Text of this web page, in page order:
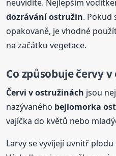
neuvidíte. Nejlepším
dozrávání ostružin. Pokud
opakovaně, je vhodné
na začátku vegetace.
Co způsobuje červy
Červi v ostružinách jsou
nazývaného bejlomorka
vajíčka do květů nebo
Larvy se vyvíjejí uvnitř plodu